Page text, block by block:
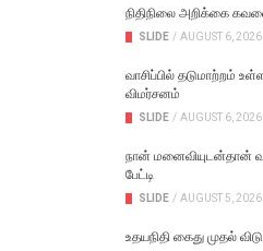
நிதிநிலை அறிக்கை
SLIDE / AUGUST 6, 2026
வாசிப்பில் தடுமாற்றம்
விமர்சனம்
SLIDE / AUGUST 6, 2026
நான் மனைவியுடன்தான்
பேட்டி
SLIDE / AUGUST 5, 2026
உதயநிதி கைது முதல்